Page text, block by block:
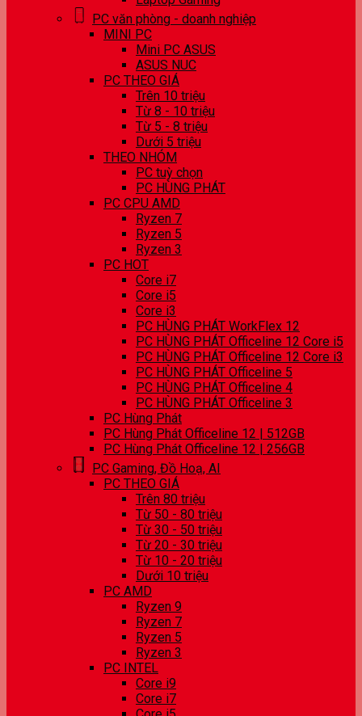
PC văn phòng - doanh nghiệp
MINI PC
Mini PC ASUS
ASUS NUC
PC THEO GIÁ
Trên 10 triệu
Từ 8 - 10 triệu
Từ 5 - 8 triệu
Dưới 5 triệu
THEO NHÓM
PC tuỳ chọn
PC HÙNG PHÁT
PC CPU AMD
Ryzen 7
Ryzen 5
Ryzen 3
PC HOT
Core i7
Core i5
Core i3
PC HÙNG PHÁT WorkFlex 12
PC HÙNG PHÁT Officeline 12 Core i5
PC HÙNG PHÁT Officeline 12 Core i3
PC HÙNG PHÁT Officeline 5
PC HÙNG PHÁT Officeline 4
PC HÙNG PHÁT Officeline 3
PC Hùng Phát
PC Hùng Phát Officeline 12 | 512GB
PC Hùng Phát Officeline 12 | 256GB
PC Gaming, Đồ Hoạ, AI
PC THEO GIÁ
Trên 80 triệu
Từ 50 - 80 triệu
Từ 30 - 50 triệu
Từ 20 - 30 triệu
Từ 10 - 20 triệu
Dưới 10 triệu
PC AMD
Ryzen 9
Ryzen 7
Ryzen 5
Ryzen 3
PC INTEL
Core i9
Core i7